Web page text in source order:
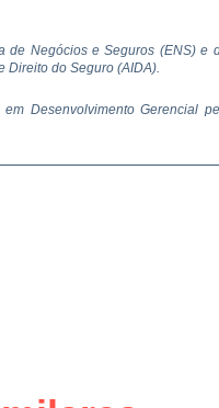
de Negócios e Seguros (ENS) e
do Seguro (AIDA).
Desenvolvimento Gerencial